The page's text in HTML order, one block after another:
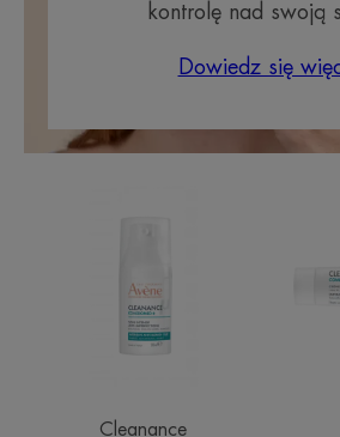
kontrolę nad swoją
Dowiedz się
żel
przeciw
niedoskonałościom
Cleanance